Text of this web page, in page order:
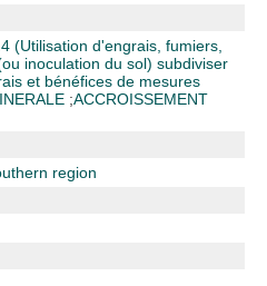
(Utilisation d'engrais, fumiers,
inoculation du sol) subdiviser
et bénéfices de mesures
;ACCROISSEMENT
region